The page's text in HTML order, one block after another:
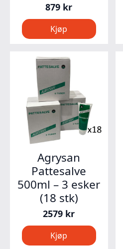
879 kr
Kjøp
Agrysan
Pattesalve
500ml – 3 esker
(18 stk)
2579 kr
Kjøp